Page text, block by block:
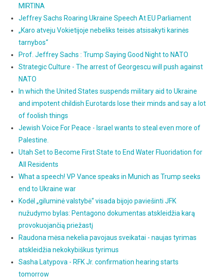
MIRTINA
Jeffrey Sachs Roaring Ukraine Speech At EU Parliament
„Karo atveju Vokietijoje nebeliks teisės atsisakyti karinės
tarnybos“
Prof. Jeffrey Sachs : Trump Saying Good Night to NATO
Strategic Culture - The arrest of Georgescu will push against
NATO
In which the United States suspends military aid to Ukraine
and impotent childish Eurotards lose their minds and say a lot
of foolish things
Jewish Voice For Peace - Israel wants to steal even more of
Palestine.
Utah Set to Become First State to End Water Fluoridation for
All Residents
What a speech! VP Vance speaks in Munich as Trump seeks
end to Ukraine war
Kodėl „giluminė valstybė“ visada bijojo paviešinti JFK
nužudymo bylas: Pentagono dokumentas atskleidžia karą
provokuojančią priežastį
Raudona mėsa nekelia pavojaus sveikatai - naujas tyrimas
atskleidžia nekokybiškus tyrimus
Sasha Latypova - RFK Jr. confirmation hearing starts
tomorrow